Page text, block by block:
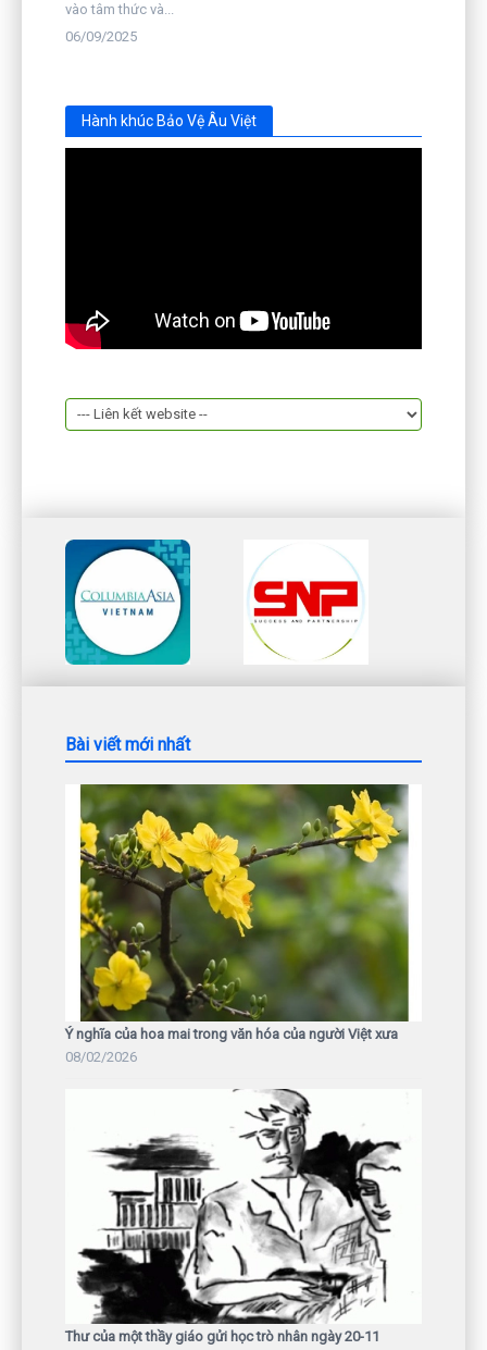
vào tâm thức và...
06/09/2025
Hành khúc Bảo Vệ Âu Việt
Bài viết mới nhất
Ý nghĩa của hoa mai trong văn hóa của người Việt xưa
08/02/2026
Thư của một thầy giáo gửi học trò nhân ngày 20-11